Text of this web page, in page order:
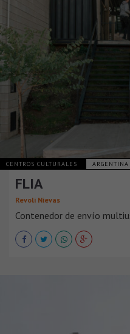
CENTROS CULTURALES ARGENTINA
FLIA
Revoli Nievas
Contenedor de envío